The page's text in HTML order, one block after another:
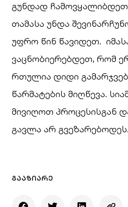
გუნდად
თამასა უნდა
უფრო წინ წავიდეთ.
ვაცნობიერებდეთ, რომ
რთულია დიდი
წარმატების მიღწევა.
მივიღოთ პროცესისგან
გავლა არ
ᲒᲐᲐᲖᲘᲐᲠᲔ